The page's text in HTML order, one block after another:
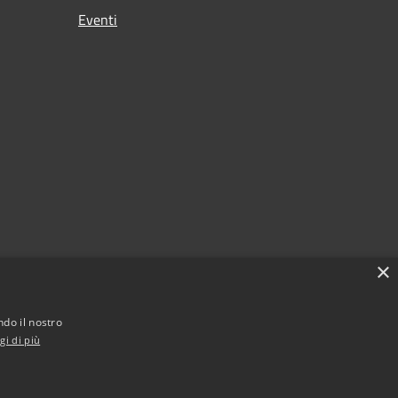
Eventi
×
il nostro
di più